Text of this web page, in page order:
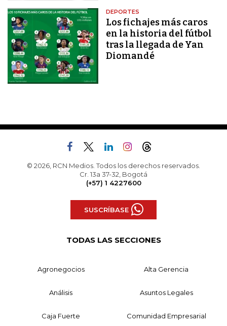
DEPORTES
Los fichajes más caros
en la historia del fútbol
tras la llegada de Yan
Diomandé
© 2026, RCN Medios. Todos los derechos reservados.
Cr. 13a 37-32, Bogotá
(+57) 1 4227600
SUSCRÍBASE
TODAS LAS SECCIONES
Agronegocios Alta Gerencia
Análisis Asuntos Legales
Caja Fuerte Comunidad Empresarial